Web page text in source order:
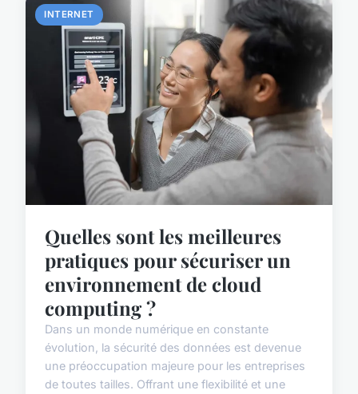
INTERNET
Quelles sont les meilleures
pratiques pour sécuriser un
environnement de cloud
computing ?
Dans un monde numérique en constante
évolution, la sécurité des données est devenue
une préoccupation majeure pour les entreprises
de toutes tailles. Offrant une flexibilité et une